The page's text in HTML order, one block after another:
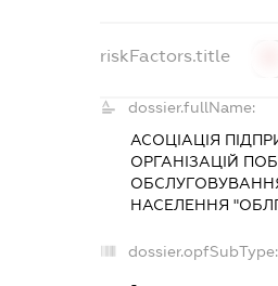
riskFactors.title
dossier.fullName:
АСОЦІАЦІЯ
ОРГАНІЗАЦІЙ
НАСЕЛЕННЯ
dossier.opfSubType: